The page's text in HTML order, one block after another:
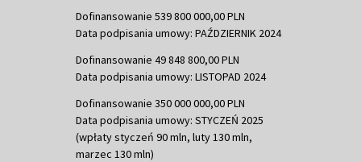
Dofinansowanie 539 800 000,00 PLN
Data podpisania umowy: PAŹDZIERNIK 2024
Dofinansowanie 49 848 800,00 PLN
Data podpisania umowy: LISTOPAD 2024
Dofinansowanie 350 000 000,00 PLN
Data podpisania umowy: STYCZEŃ 2025
(wpłaty styczeń 90 mln, luty 130 mln,
marzec 130 mln)